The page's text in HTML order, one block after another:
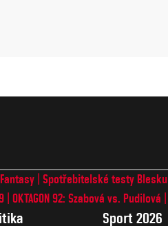
Spotřebitelské testy Blesku
OKTAGON 92: Szabová vs. Pudilová
Sport 2026